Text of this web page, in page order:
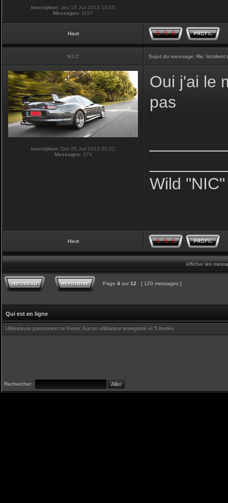
Inscription: Jeu 18 Juil 2013 14:55
Messages: 1157
Haut
N.I.C Sujet du message: Re: Incident
Inscription: Dim 28 Juil 2013 00:22
Messages:374
Oui j'ai le
pas
Wild
Haut
Afficher les
Page 4 sur 12 [ 120 messages ]
Qui est en ligne
Utilisateurs parcourant ce forum: Aucun utilisateur enregistré et 5 invités
Rechercher: